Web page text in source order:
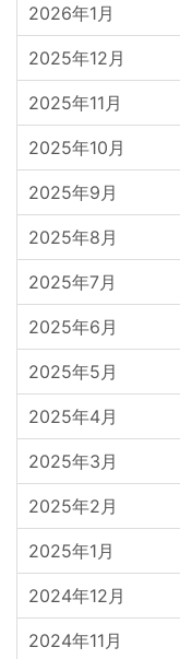
2026年1月
2025年12月
2025年11月
2025年10月
2025年9月
2025年8月
2025年7月
2025年6月
2025年5月
2025年4月
2025年3月
2025年2月
2025年1月
2024年12月
2024年11月